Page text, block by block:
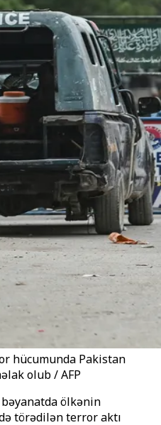
hücumunda Pakistan
olub / AFP
bəyanatda ölkənin
törədilən terror aktı